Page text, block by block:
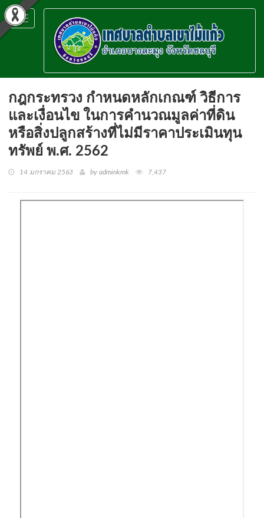
Toggle
navigation
กฎกระทรวง กำหนดหลักเกณฑ์ วิธีการ
และเงื่อนไข ในการคำนวณมูลค่าที่ดิน
หรือสิ่งปลูกสร้างที่ไม่มีราคาประเมินทุน
ทรัพย์ พ.ศ. 2562
14 มกราคม 2563 by adminkmk 7,437